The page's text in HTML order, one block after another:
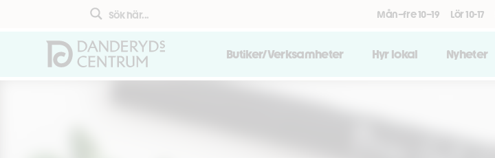
Mån–fre 10–19 Lör 10-17
Butiker/Verksamheter Hyr lokal Nyheter